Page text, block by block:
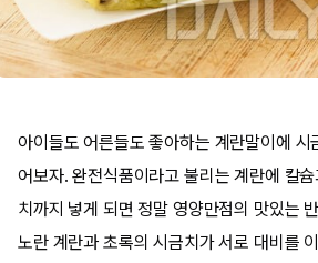
아이들도 어른들도 좋아하는 계란말이에 시
어보자. 완전식품이라고 불리는 계란에 칼
치까지 넣게 되면 정말 영양만점의 맛있는
노란 계란과 초록의 시금치가 서로 대비를